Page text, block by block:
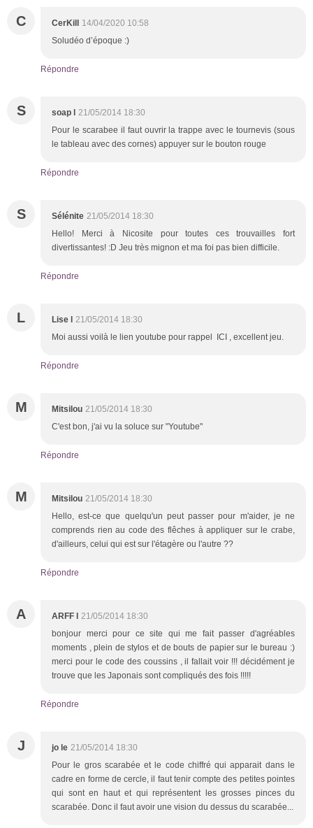
C CerKill 14/04/2020 10:58
Soludéo d’époque :)
Répondre
S soap l 21/05/2014 18:30
Pour le scarabee il faut ouvrir la trappe avec le tournevis (sous
le tableau avec des cornes) appuyer sur le bouton rouge
Répondre
S Sélénite 21/05/2014 18:30
Hello! Merci à Nicosite pour toutes ces trouvailles fort
divertissantes! :D Jeu très mignon et ma foi pas bien difficile.
Répondre
L Lise l 21/05/2014 18:30
Moi aussi voilà le lien youtube pour rappel ICI , excellent jeu.
Répondre
M Mitsilou 21/05/2014 18:30
C'est bon, j'ai vu la soluce sur "Youtube"
Répondre
M Mitsilou 21/05/2014 18:30
Hello, est-ce que quelqu'un peut passer pour m'aider, je ne
comprends rien au code des flêches à appliquer sur le crabe,
d'ailleurs, celui qui est sur l'étagère ou l'autre ??
Répondre
A ARFF l 21/05/2014 18:30
bonjour merci pour ce site qui me fait passer d'agréables
moments , plein de stylos et de bouts de papier sur le bureau :)
merci pour le code des coussins , il fallait voir !!! décidément je
trouve que les Japonais sont compliqués des fois !!!!!
Répondre
J jo le 21/05/2014 18:30
Pour le gros scarabée et le code chiffré qui apparait dans le
cadre en forme de cercle, il faut tenir compte des petites pointes
qui sont en haut et qui représentent les grosses pinces du
scarabée. Donc il faut avoir une vision du dessus du scarabée...